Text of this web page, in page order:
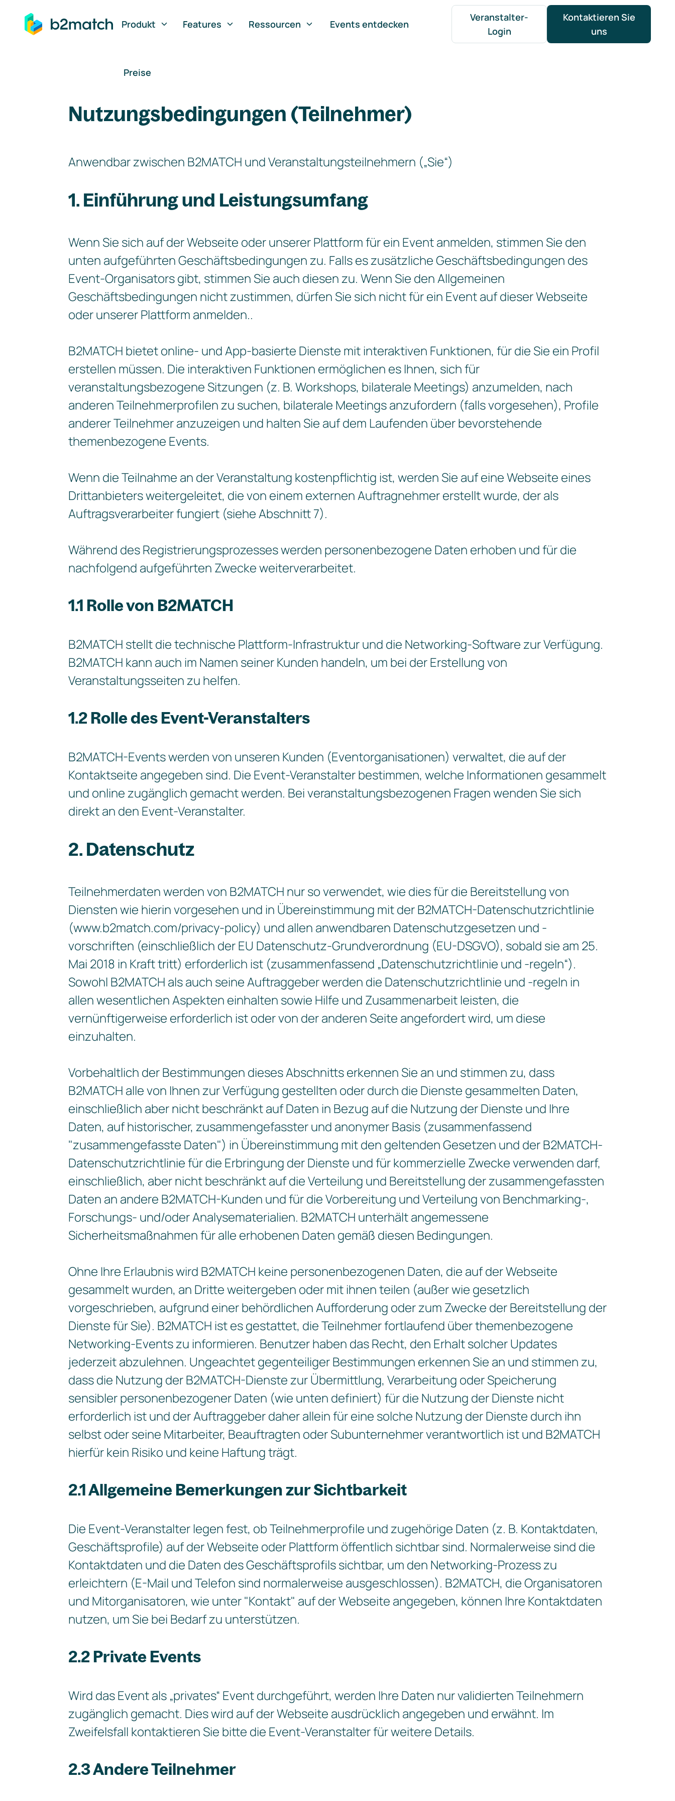
springen
Produkt
Features Ressourcen Events entdecken
Preise
Veranstalter-
Login
Kontaktieren Sie
uns
Nutzungsbedingungen (Teilnehmer)
Anwendbar zwischen B2MATCH und Veranstaltungsteilnehmern („Sie“)
1. Einführung und Leistungsumfang
Wenn Sie sich auf der Webseite oder unserer Plattform für ein Event anmelden, stimmen Sie den
unten aufgeführten Geschäftsbedingungen zu. Falls es zusätzliche Geschäftsbedingungen des
Event-Organisators gibt, stimmen Sie auch diesen zu. Wenn Sie den Allgemeinen
Geschäftsbedingungen nicht zustimmen, dürfen Sie sich nicht für ein Event auf dieser Webseite
oder unserer Plattform anmelden..
B2MATCH bietet online- und App-basierte Dienste mit interaktiven Funktionen, für die Sie ein Profil
erstellen müssen. Die interaktiven Funktionen ermöglichen es Ihnen, sich für
veranstaltungsbezogene Sitzungen (z. B. Workshops, bilaterale Meetings) anzumelden, nach
anderen Teilnehmerprofilen zu suchen, bilaterale Meetings anzufordern (falls vorgesehen), Profile
anderer Teilnehmer anzuzeigen und halten Sie auf dem Laufenden über bevorstehende
themenbezogene Events.
Wenn die Teilnahme an der Veranstaltung kostenpflichtig ist, werden Sie auf eine Webseite eines
Drittanbieters weitergeleitet, die von einem externen Auftragnehmer erstellt wurde, der als
Auftragsverarbeiter fungiert (siehe Abschnitt 7).
Während des Registrierungsprozesses werden personenbezogene Daten erhoben und für die
nachfolgend aufgeführten Zwecke weiterverarbeitet.
1.1 Rolle von B2MATCH
B2MATCH stellt die technische Plattform-Infrastruktur und die Networking-Software zur Verfügung.
B2MATCH kann auch im Namen seiner Kunden handeln, um bei der Erstellung von
Veranstaltungsseiten zu helfen.
1.2 Rolle des Event-Veranstalters
B2MATCH-Events werden von unseren Kunden (Eventorganisationen) verwaltet, die auf der
Kontaktseite angegeben sind. Die Event-Veranstalter bestimmen, welche Informationen gesammelt
und online zugänglich gemacht werden. Bei veranstaltungsbezogenen Fragen wenden Sie sich
direkt an den Event-Veranstalter.
2. Datenschutz
Teilnehmerdaten werden von B2MATCH nur so verwendet, wie dies für die Bereitstellung von
Diensten wie hierin vorgesehen und in Übereinstimmung mit der B2MATCH-Datenschutzrichtlinie
(www.b2match.com/privacy-policy) und allen anwendbaren Datenschutzgesetzen und -
vorschriften (einschließlich der EU Datenschutz-Grundverordnung (EU-DSGVO), sobald sie am 25.
Mai 2018 in Kraft tritt) erforderlich ist (zusammenfassend „Datenschutzrichtlinie und -regeln“).
Sowohl B2MATCH als auch seine Auftraggeber werden die Datenschutzrichtlinie und -regeln in
allen wesentlichen Aspekten einhalten sowie Hilfe und Zusammenarbeit leisten, die
vernünftigerweise erforderlich ist oder von der anderen Seite angefordert wird, um diese
einzuhalten.
Vorbehaltlich der Bestimmungen dieses Abschnitts erkennen Sie an und stimmen zu, dass
B2MATCH alle von Ihnen zur Verfügung gestellten oder durch die Dienste gesammelten Daten,
einschließlich aber nicht beschränkt auf Daten in Bezug auf die Nutzung der Dienste und Ihre
Daten, auf historischer, zusammengefasster und anonymer Basis (zusammenfassend
"zusammengefasste Daten") in Übereinstimmung mit den geltenden Gesetzen und der B2MATCH-
Datenschutzrichtlinie für die Erbringung der Dienste und für kommerzielle Zwecke verwenden darf,
einschließlich, aber nicht beschränkt auf die Verteilung und Bereitstellung der zusammengefassten
Daten an andere B2MATCH-Kunden und für die Vorbereitung und Verteilung von Benchmarking-,
Forschungs- und/oder Analysematerialien. B2MATCH unterhält angemessene
Sicherheitsmaßnahmen für alle erhobenen Daten gemäß diesen Bedingungen.
Ohne Ihre Erlaubnis wird B2MATCH keine personenbezogenen Daten, die auf der Webseite
gesammelt wurden, an Dritte weitergeben oder mit ihnen teilen (außer wie gesetzlich
vorgeschrieben, aufgrund einer behördlichen Aufforderung oder zum Zwecke der Bereitstellung der
Dienste für Sie). B2MATCH ist es gestattet, die Teilnehmer fortlaufend über themenbezogene
Networking-Events zu informieren. Benutzer haben das Recht, den Erhalt solcher Updates
jederzeit abzulehnen. Ungeachtet gegenteiliger Bestimmungen erkennen Sie an und stimmen zu,
dass die Nutzung der B2MATCH-Dienste zur Übermittlung, Verarbeitung oder Speicherung
sensibler personenbezogener Daten (wie unten definiert) für die Nutzung der Dienste nicht
erforderlich ist und der Auftraggeber daher allein für eine solche Nutzung der Dienste durch ihn
selbst oder seine Mitarbeiter, Beauftragten oder Subunternehmer verantwortlich ist und B2MATCH
hierfür kein Risiko und keine Haftung trägt.
2.1 Allgemeine Bemerkungen zur Sichtbarkeit
Die Event-Veranstalter legen fest, ob Teilnehmerprofile und zugehörige Daten (z. B. Kontaktdaten,
Geschäftsprofile) auf der Webseite oder Plattform öffentlich sichtbar sind. Normalerweise sind die
Kontaktdaten und die Daten des Geschäftsprofils sichtbar, um den Networking-Prozess zu
erleichtern (E-Mail und Telefon sind normalerweise ausgeschlossen). B2MATCH, die Organisatoren
und Mitorganisatoren, wie unter "Kontakt" auf der Webseite angegeben, können Ihre Kontaktdaten
nutzen, um Sie bei Bedarf zu unterstützen.
2.2 Private Events
Wird das Event als „privates“ Event durchgeführt, werden Ihre Daten nur validierten Teilnehmern
zugänglich gemacht. Dies wird auf der Webseite ausdrücklich angegeben und erwähnt. Im
Zweifelsfall kontaktieren Sie bitte die Event-Veranstalter für weitere Details.
2.3 Andere Teilnehmer